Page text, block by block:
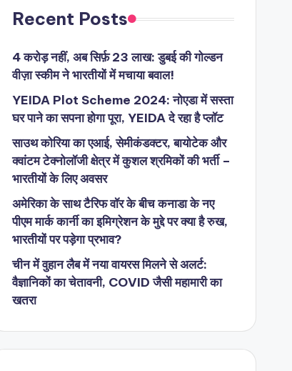
Recent Posts
4 करोड़ नहीं, अब सिर्फ़ 23 लाख: डुबई की गोल्डन
वीज़ा स्कीम ने भारतीयों में मचाया बवाल!
YEIDA Plot Scheme 2024: नोएडा में सस्ता
घर पाने का सपना होगा पूरा, YEIDA दे रहा है प्लॉट
साउथ कोरिया का एआई, सेमीकंडक्टर, बायोटेक और
क्वांटम टेक्नोलॉजी क्षेत्र में कुशल श्रमिकों की भर्ती –
भारतीयों के लिए अवसर
अमेरिका के साथ टैरिफ वॉर के बीच कनाडा के नए
पीएम मार्क कार्नी का इमिग्रेशन के मुद्दे पर क्या है रुख,
भारतीयों पर पड़ेगा प्रभाव?
चीन में वुहान लैब में नया वायरस मिलने से अलर्ट:
वैज्ञानिकों का चेतावनी, COVID जैसी महामारी का
खतरा